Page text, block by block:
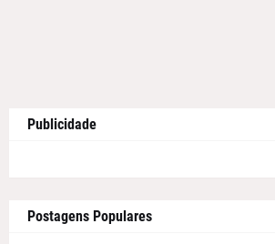
Publicidade
Postagens Populares